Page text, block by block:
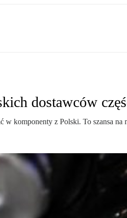
dostawców
w komponenty z Polski. To szansa